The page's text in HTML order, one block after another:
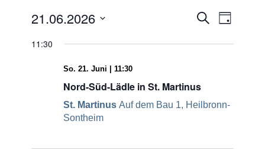
Suche
SucheTag
21.06.2026
wählen.
11:30
So. 21. Juni | 11:30
Nord-Süd-Lädle in St. Martinus
St. MartinusAuf dem Bau 1, Heilbronn-
Sontheim